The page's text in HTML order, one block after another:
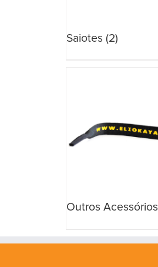
Saiotes (2)
Outros Acessórios